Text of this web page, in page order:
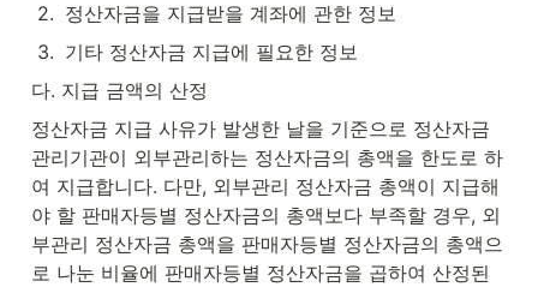
2. 정산자금을 지급받을 계좌에 관한 정보
3. 기타 정산자금 지급에 필요한 정보
다. 지급 금액의 산정
정산자금 지급 사유가 발생한 날을 기준으로 정산자금
관리기관이 외부관리하는 정산자금의 총액을 한도로 하
여 지급합니다. 다만, 외부관리 정산자금 총액이 지급해
야 할 판매자등별 정산자금의 총액보다 부족할 경우, 외
부관리 정산자금 총액을 판매자등별 정산자금의 총액으
로 나눈 비율에 판매자등별 정산자금을 곱하여 산정된